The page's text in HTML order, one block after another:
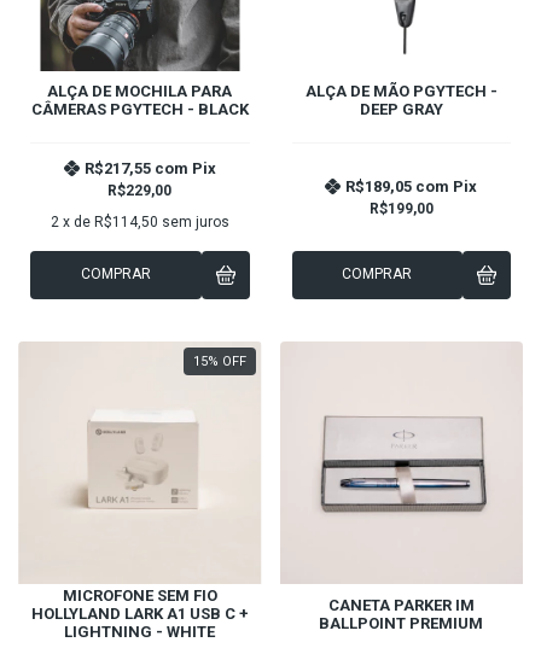
ALÇA DE MOCHILA PARA
CÂMERAS PGYTECH - BLACK
R$229,00
R$217,55 com Pix
2 x de R$114,50 sem juros
COMPRAR
ALÇA DE MÃO PGYTECH -
DEEP GRAY
R$199,00
R$189,05 com Pix
COMPRAR
15% OFF
MICROFONE SEM FIO
HOLLYLAND LARK A1 USB C +
LIGHTNING - WHITE
CANETA PARKER IM
BALLPOINT PREMIUM